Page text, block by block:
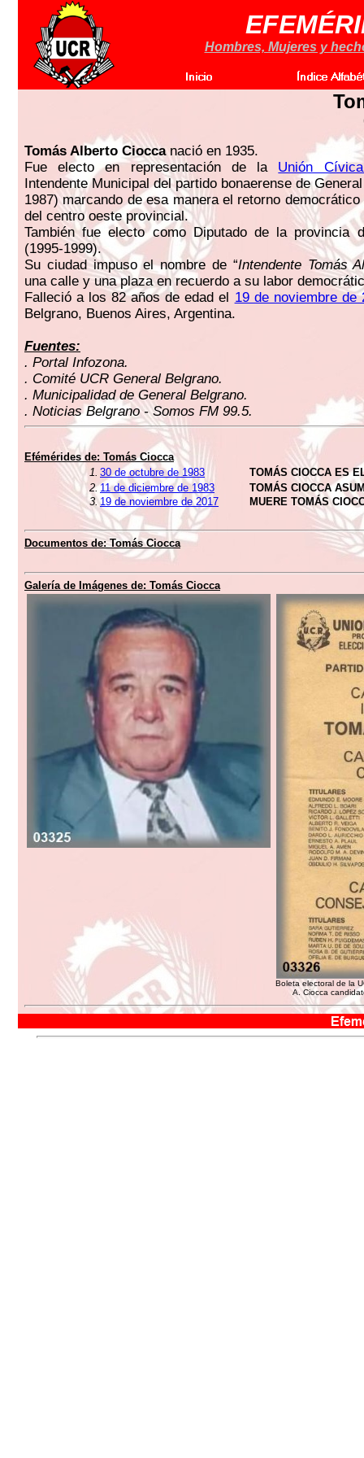
Hombres, Mujeres y
Tomás Alberto Cioccanació en 1935.
Fue electo en representación de la Unión
Intendente Municipal del partido bonaerense de
1987) marcando de esa manera el retorno
del centro oeste provincial.
También fue electo como Diputado de la provincia
(1995-1999).
Su ciudad impuso el nombre de “Intendente Tomás
una calle y una plaza en recuerdo a su labor
Falleció a los 82 años de edad el 19 de noviembre de
Belgrano, Buenos Aires, Argentina.
Fuentes:
. Portal Infozona.
. Comité UCR General Belgrano.
. Municipalidad de General Belgrano.
. Noticias Belgrano - Somos FM 99.5.
Efémérides de: Tomás Ciocca
1. 30 de octubre de 1983
TOMÁS CIOCCA ES
2.11 de diciembre de 1983
TOMÁS CIOCCA
3. 19 de noviembre de 2017 MUERE TOMÁS
Documentos de: Tomás Ciocca
Galería de Imágenes de: Tomás Ciocca
Boleta electoral de la
A. Ciocca